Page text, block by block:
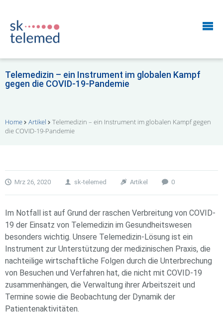
Telemedizin – ein Instrument im globalen Kampf
gegen die COVID-19-Pandemie
Home Artikel
Telemedizin – ein Instrument im globalen Kampf gegen
die COVID-19-Pandemie
Mrz 26, 2020 sk-telemed Artikel 0
Im Notfall ist auf Grund der raschen Verbreitung von COVID-
19 der Einsatz von Telemedizin im Gesundheitswesen
besonders wichtig. Unsere Telemedizin-Lösung ist ein
Instrument zur Unterstützung der medizinischen Praxis, die
nachteilige wirtschaftliche Folgen durch die Unterbrechung
von Besuchen und Verfahren hat, die nicht mit COVID-19
zusammenhängen, die Verwaltung ihrer Arbeitszeit und
Termine sowie die Beobachtung der Dynamik der
Patientenaktivitäten.